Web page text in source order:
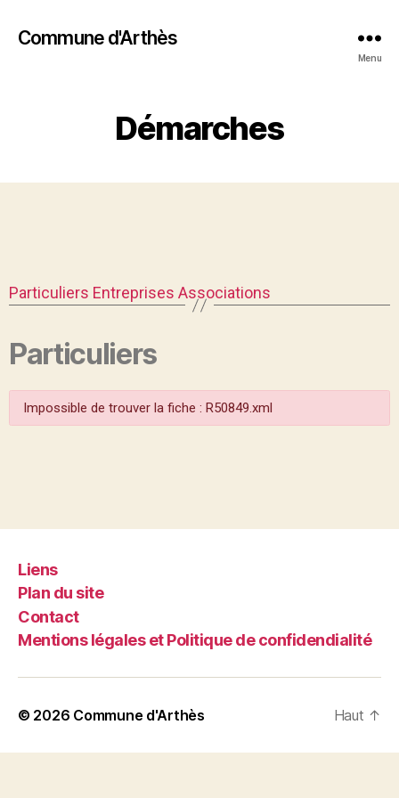
Commune d'Arthès
Menu
Démarches
Particuliers Entreprises Associations
Particuliers
Impossible de trouver la fiche : R50849.xml
Liens
Plan du site
Contact
Mentions légales et Politique de confidendialité
© 2026 Commune d'Arthès Haut ↑